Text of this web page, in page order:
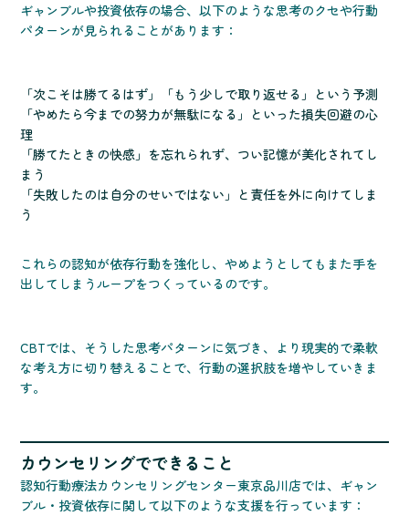
ギャンブルや投資依存の場合、以下のような思考のクセや行動
パターンが見られることがあります：
「次こそは勝てるはず」「もう少しで取り返せる」という予測
「やめたら今までの努力が無駄になる」といった損失回避の心
理
「勝てたときの快感」を忘れられず、つい記憶が美化されてし
まう
「失敗したのは自分のせいではない」と責任を外に向けてしま
う
これらの認知が依存行動を強化し、やめようとしてもまた手を
出してしまうループをつくっているのです。
CBTでは、そうした思考パターンに気づき、より現実的で柔軟
な考え方に切り替えることで、行動の選択肢を増やしていきま
す。
カウンセリングでできること
認知行動療法カウンセリングセンター東京品川店では、ギャン
ブル・投資依存に関して以下のような支援を行っています：